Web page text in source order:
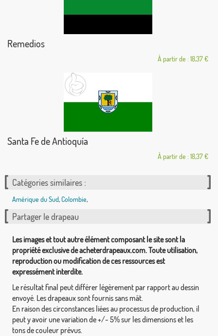
Remedios
À partir de : 18,37 €
Santa Fe de Antioquía
À partir de : 18,37 €
Catégories similaires :
Amérique du Sud,Colombie,
Partager le drapeau
Les images et tout autre élément composant le site sont la
propriété exclusive de acheterdrapeaux.com. Toute utilisation,
reproduction ou modification de ces ressources est
expressément interdite.
Le résultat final peut différer légèrement par rapport au dessin
envoyé. Les drapeaux sont fournis sans mât.
En raison des circonstances liées au processus de production, il
peut y avoir une variation de +/- 5% sur les dimensions et les
tons de couleur prévus.